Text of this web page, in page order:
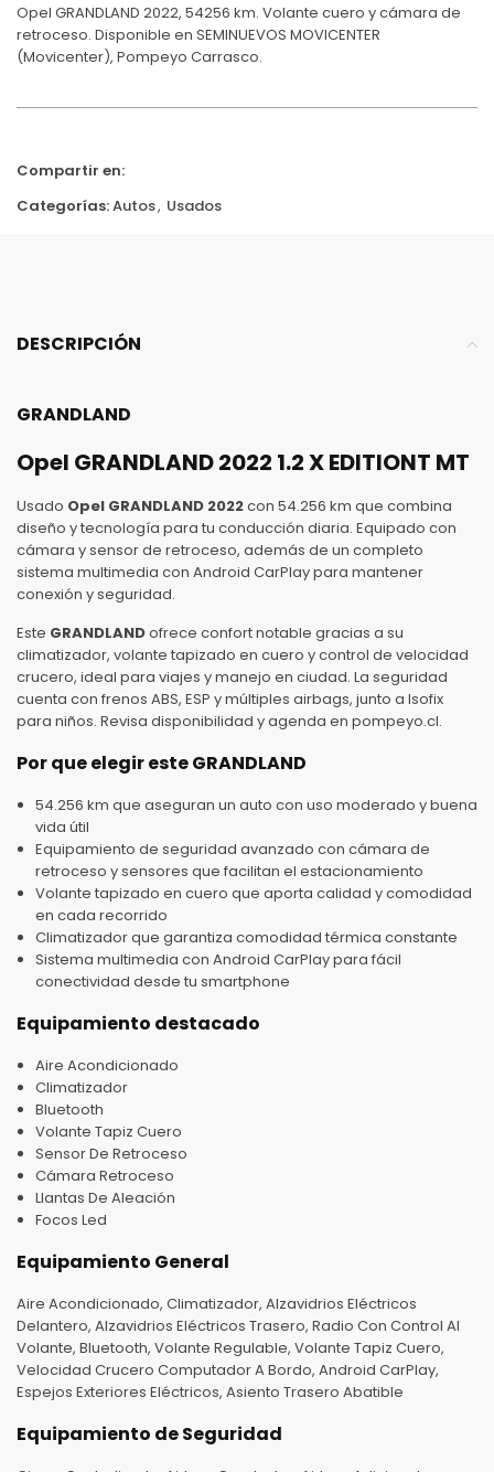
Opel GRANDLAND 2022, 54256 km. Volante cuero y cámara de
retroceso. Disponible en SEMINUEVOS MOVICENTER
(Movicenter), Pompeyo Carrasco.
Compartir en:
Categorías:Autos, Usados
DESCRIPCIÓN
GRANDLAND
Opel GRANDLAND 2022 1.2 X EDITIONT MT
Usado Opel GRANDLAND 2022con 54.256 km que combina
diseño y tecnología para tu conducción diaria. Equipado con
cámara y sensor de retroceso, además de un completo
sistema multimedia con Android CarPlay para mantener
conexión y seguridad.
Este GRANDLANDofrece confort notable gracias a su
climatizador, volante tapizado en cuero y control de velocidad
crucero, ideal para viajes y manejo en ciudad. La seguridad
cuenta con frenos ABS, ESP y múltiples airbags, junto a Isofix
para niños. Revisa disponibilidad y agenda en pompeyo.cl.
Por que elegir este GRANDLAND
54.256 km que aseguran un auto con uso moderado y buena
vida útil
Equipamiento de seguridad avanzado con cámara de
retroceso y sensores que facilitan el estacionamiento
Volante tapizado en cuero que aporta calidad y comodidad
en cada recorrido
Climatizador que garantiza comodidad térmica constante
Sistema multimedia con Android CarPlay para fácil
conectividad desde tu smartphone
Equipamiento destacado
Aire Acondicionado
Climatizador
Bluetooth
Volante Tapiz Cuero
Sensor De Retroceso
Cámara Retroceso
Llantas De Aleación
Focos Led
Equipamiento General
Aire Acondicionado, Climatizador, Alzavidrios Eléctricos
Delantero, Alzavidrios Eléctricos Trasero, Radio Con Control Al
Volante, Bluetooth, Volante Regulable, Volante Tapiz Cuero,
Velocidad Crucero Computador A Bordo, Android CarPlay,
Espejos Exteriores Eléctricos, Asiento Trasero Abatible
Equipamiento de Seguridad